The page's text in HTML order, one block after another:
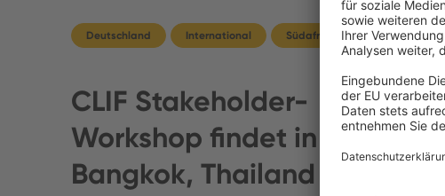
Deutschland International Südafrika
CLIF Stakeholder-
Workshop findet in
Bangkok, Thailand statt